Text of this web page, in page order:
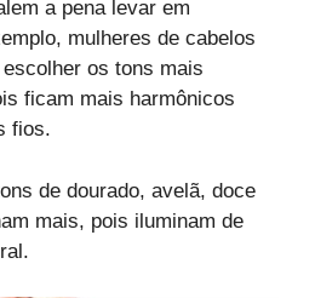
a pena levar em
mulheres de cabelos
os tons mais
ficam mais harmônicos
fios.
de dourado, avelã, doce
mais, pois iluminam de